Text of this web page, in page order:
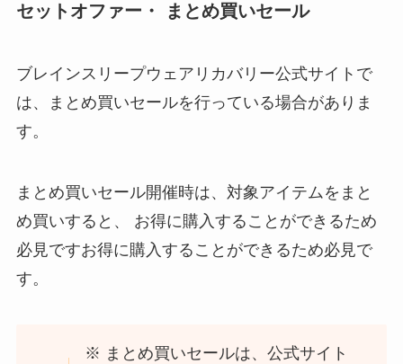
セットオファー・ まとめ買いセール
ブレインスリープウェアリカバリー公式サイトで
は、まとめ買いセールを行っている場合がありま
す。
まとめ買いセール開催時は、対象アイテムをまと
め買いすると、 お得に購入することができるため
必見ですお得に購入することができるため必見で
す。
※ まとめ買いセールは、公式サイト